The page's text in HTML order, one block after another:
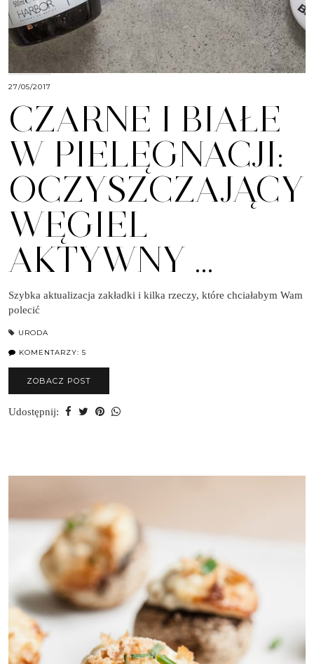
27/05/2017
CZARNE I BIAŁE
W PIELĘGNACJI:
OCZYSZCZAJĄCY
WĘGIEL
AKTYWNY …
Szybka aktualizacja zakładki i kilka rzeczy, które chciałabym Wam
polecić
URODA
KOMENTARZY: 5
ZOBACZ POST
Udostępnij: